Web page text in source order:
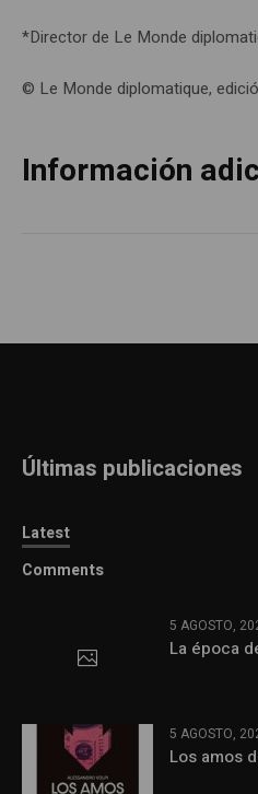
*Director de Le Monde
© Le Monde diplomatique,
Información
Últimas publicaciones
Latest
Comments
5 AGOSTO,
La época
5 AGOSTO,
Los amos